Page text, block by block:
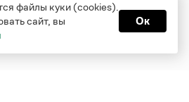
файлы куки (cookies).
сайт, вы
Ок